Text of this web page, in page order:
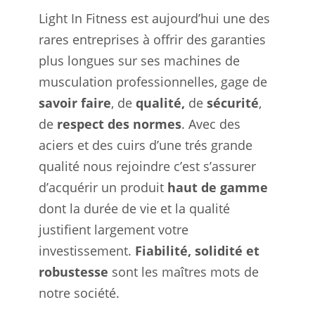
Light In Fitness est aujourd’hui une des
rares entreprises à offrir des garanties
plus longues sur ses machines de
musculation professionnelles, gage de
savoir faire, de qualité, de sécurité,
de respect des normes. Avec des
aciers et des cuirs d’une trés grande
qualité nous rejoindre c’est s’assurer
d’acquérir un produit haut de gamme
dont la durée de vie et la qualité
justifient largement votre
investissement. Fiabilité, solidité et
robustesse sont les maîtres mots de
notre société.